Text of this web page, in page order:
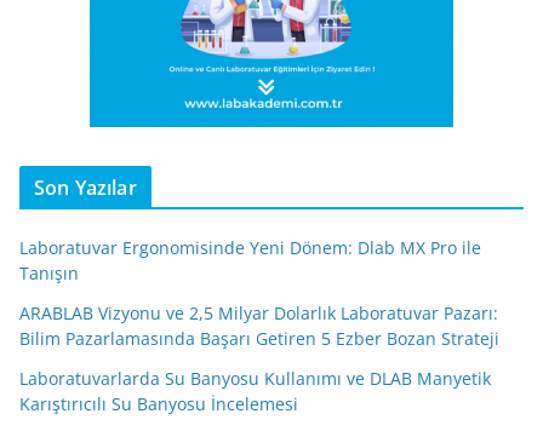
Son Yazılar
Laboratuvar Ergonomisinde Yeni Dönem: Dlab MX Pro ile
Tanışın
ARABLAB Vizyonu ve 2,5 Milyar Dolarlık Laboratuvar Pazarı:
Bilim Pazarlamasında Başarı Getiren 5 Ezber Bozan Strateji
Laboratuvarlarda Su Banyosu Kullanımı ve DLAB Manyetik
Karıştırıcılı Su Banyosu İncelemesi